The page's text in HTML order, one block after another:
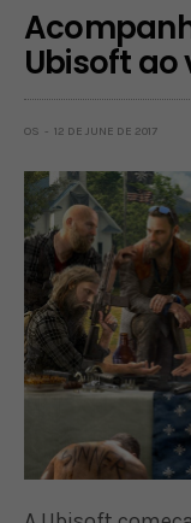
Ubisoft ao
OS 12 DE JUNE DE 2017